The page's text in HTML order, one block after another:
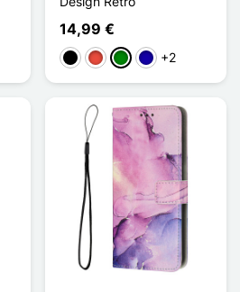
14,99 €
Schwarz
Rot GrünDunkelblau
+2